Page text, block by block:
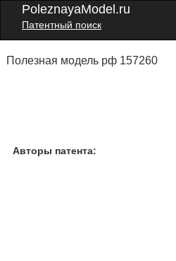
PoleznayaModel.ru
Патентный поиск
Полезная модель рф 157260
Авторы патента: